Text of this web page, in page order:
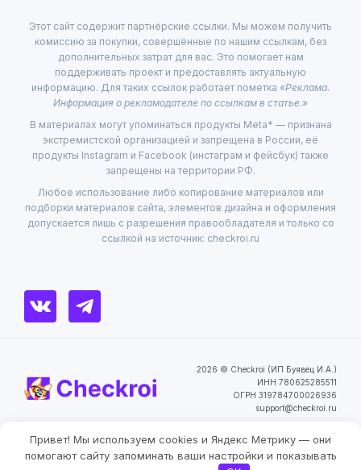
Этот сайт содержит партнёрские ссылки. Мы можем получить
комиссию за покупки, совершённые по нашим ссылкам, без
дополнительных затрат для вас. Это помогает нам
поддерживать проект и предоставлять актуальную
информацию. Для таких ссылок работает пометка «Реклама.
Информация о рекламодателе по ссылкам в статье.»
В материалах могут упоминаться продукты Meta* — признана
экстремистской организацией и запрещена в России, её
продукты Instagram и Facebook (инстаграм и фейсбук) также
запрещены на территории РФ.
Любое использование либо копирование материалов или
подборки материалов сайта, элементов дизайна и оформления
допускается лишь с разрешения правообладателя и только со
ссылкой на источник: checkroi.ru
2026 © Checkroi (ИП Буявец И.А.)
ИНН 780625285511
ОГРН 319784700026936
support@checkroi.ru
Пользовательское
Политика
Согласие на обработку
персональных данных
Привет! Мы используем cookies и Яндекс Метрику — они
помогают сайту запоминать ваши настройки и показывать